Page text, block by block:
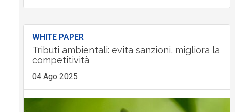
WHITE PAPER
Tributi ambientali: evita sanzioni, migliora la
competitività
04 Ago 2025